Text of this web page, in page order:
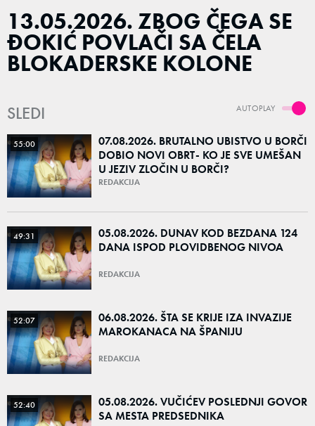
13.05.2026. ZBOG ČEGA SE
ĐOKIĆ POVLAČI SA ČELA
BLOKADERSKE KOLONE
AUTOPLAY
SLEDI
55:00
07.08.2026. BRUTALNO UBISTVO U BORČI
DOBIO NOVI OBRT- KO JE SVE UMEŠAN
U JEZIV ZLOČIN U BORČI?
REDAKCIJA
49:31
05.08.2026. DUNAV KOD BEZDANA 124
DANA ISPOD PLOVIDBENOG NIVOA
REDAKCIJA
52:07
06.08.2026. ŠTA SE KRIJE IZA INVAZIJE
MAROKANACA NA ŠPANIJU
REDAKCIJA
52:40
05.08.2026. VUČIĆEV POSLEDNJI GOVOR
SA MESTA PREDSEDNIKA